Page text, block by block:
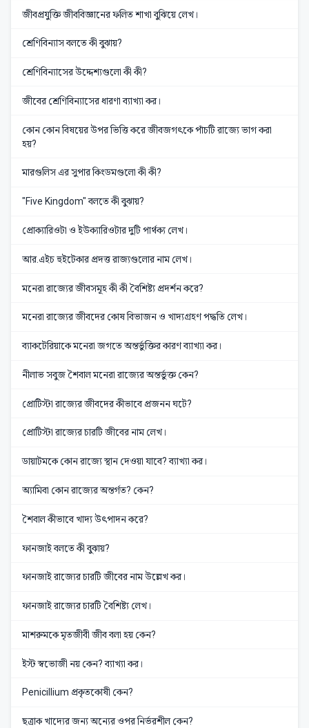
জীবপ্রযুক্তি জীববিজ্ঞানের ফলিত শাখা বুঝিয়ে লেখ।
শ্রেণিবিন্যাস বলতে কী বুঝায়?
শ্রেণিবিন্যাসের উদ্দেশ্যগুলো কী কী?
জীবের শ্রেণিবিন্যাসের ধারণা ব্যাখ্যা কর।
কোন কোন বিষয়ের উপর ভিত্তি করে জীবজগৎকে পাঁচটি রাজ্যে ভাগ করা
হয়?
মারগুলিস এর সুপার কিংডমগুলো কী কী?
"Five Kingdom" বলতে কী বুঝায়?
প্রোক্যারিওটা ও ইউক্যারিওটার দুটি পার্থক্য লেখ।
আর.এইচ হুইটেকার প্রদত্ত রাজ্যগুলোর নাম লেখ।
মনেরা রাজ্যের জীবসমূহ কী কী বৈশিষ্ট্য প্রদর্শন করে?
মনেরা রাজ্যের জীবদের কোষ বিভাজন ও খাদ্যগ্রহণ পদ্ধতি লেখ।
ব্যাকটেরিয়াকে মনেরা জগতে অন্তর্ভুক্তির কারণ ব্যাখ্যা কর।
নীলাভ সবুজ শৈবাল মনেরা রাজ্যের অন্তর্ভুক্ত কেন?
প্রোটিস্টা রাজ্যের জীবদের কীভাবে প্রজনন ঘটে?
প্রোটিস্টা রাজ্যের চারটি জীবের নাম লেখ।
ডায়াটমকে কোন রাজ্যে স্থান দেওয়া যাবে? ব্যাখ্যা কর।
অ্যামিবা কোন রাজ্যের অন্তর্গত? কেন?
শৈবাল কীভাবে খাদ্য উৎপাদন করে?
ফানজাই বলতে কী বুঝায়?
ফানজাই রাজ্যের চারটি জীবের নাম উল্লেখ কর।
ফানজাই রাজ্যের চারটি বৈশিষ্ট্য লেখ।
মাশরুমকে মৃতজীবী জীব বলা হয় কেন?
ইস্ট স্বভোজী নয় কেন? ব্যাখ্যা কর।
Penicillium প্রকৃতকোষী কেন?
ছত্রাক খাদ্যের জন্য অন্যের ওপর নির্ভরশীল কেন?